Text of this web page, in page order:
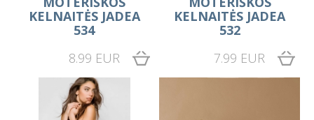
KELNAITĖS JADEA
534
8.99 EUR
KELNAITĖS JADEA
532
7.99 EUR